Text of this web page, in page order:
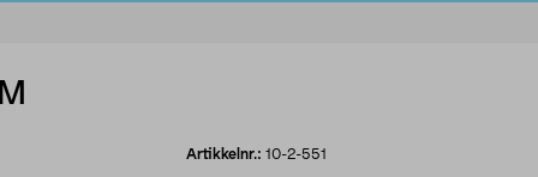
Artikkelnr.: 10-2-551